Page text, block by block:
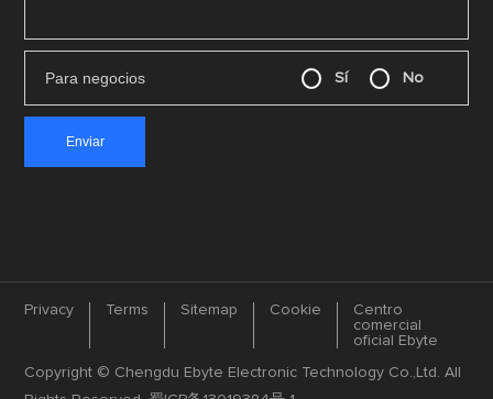
Para negocios Sí No
Privacy Terms Sitemap Cookie
Centro
comercial
oficial Ebyte
Copyright © Chengdu Ebyte Electronic Technology Co.,Ltd. All